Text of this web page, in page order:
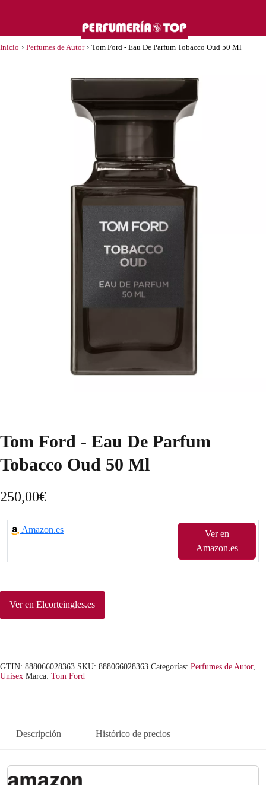
Inicio › Perfumes de Autor › Tom Ford - Eau De Parfum Tobacco Oud 50 Ml
Tom Ford - Eau De Parfum
Tobacco Oud 50 Ml
250,00€
Amazon.es
Ver en
Amazon.es
Ver en Elcorteingles.es
GTIN: 888066028363 SKU: 888066028363 Categorías: Perfumes de Autor,
Unisex Marca: Tom Ford
Descripción Histórico de precios